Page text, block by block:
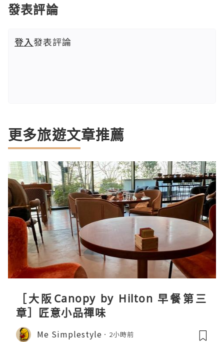
發表評論
登入發表評論
更多旅遊文章推薦
［大阪Canopy by Hilton 早餐第三
章］匠意小品禪味
Me Simplestyle 2小時前